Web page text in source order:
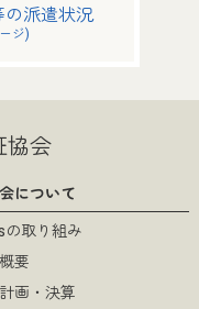
派遣状況
ジ)
協会
について
の取り組み
要
画・決算